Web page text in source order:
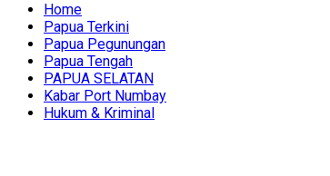
Home
Papua Terkini
Papua Pegunungan
Papua Tengah
PAPUA SELATAN
Kabar Port Numbay
Hukum & Kriminal